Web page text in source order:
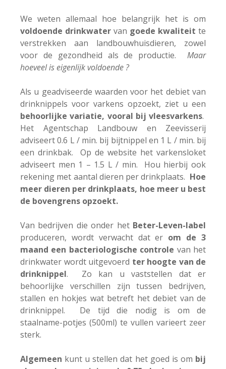
We weten allemaal hoe belangrijk het is om
voldoende drinkwater van goede kwaliteit te
verstrekken aan landbouwhuisdieren, zowel
voor de gezondheid als de productie. Maar
hoeveel is eigenlijk voldoende ?
Als u geadviseerde waarden voor het debiet van
drinknippels voor varkens opzoekt, ziet u een
behoorlijke variatie, vooral bij vleesvarkens.
Het Agentschap Landbouw en Zeevisserij
adviseert 0.6 L / min. bij bijtnippel en 1 L / min. bij
een drinkbak. Op de website het varkensloket
adviseert men 1 – 1.5 L / min. Hou hierbij ook
rekening met aantal dieren per drinkplaats. Hoe
meer dieren per drinkplaats, hoe meer u best
de bovengrens opzoekt.
Van bedrijven die onder het Beter-Leven-label
produceren, wordt verwacht dat er om de 3
maand een bacteriologische controle van het
drinkwater wordt uitgevoerd ter hoogte van de
drinknippel. Zo kan u vaststellen dat er
behoorlijke verschillen zijn tussen bedrijven,
stallen en hokjes wat betreft het debiet van de
drinknippel. De tijd die nodig is om de
staalname-potjes (500ml) te vullen varieert zeer
sterk.
Algemeen kunt u stellen dat het goed is om bij